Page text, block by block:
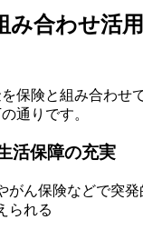
み合わせ活
保険と組み合わせ
通りです。
活保障の充実
がん保険などで突発
られる